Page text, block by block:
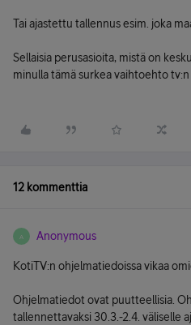
Tai ajastettu tallennus esim. joka
Sellaisia perusasioita, mistä on
minulla tämä surkea vaihtoehto
12 kommenttia
A Anonymous
KotiTV:n ohjelmatiedoissa vikaa
Ohjelmatiedot ovat puutteellisia.
tallennettavaksi 30.3.-2.4. väliselle